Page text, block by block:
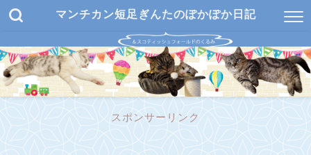
マンチカン短足ぎんたのぽかぽか日記
スポンサーリンク